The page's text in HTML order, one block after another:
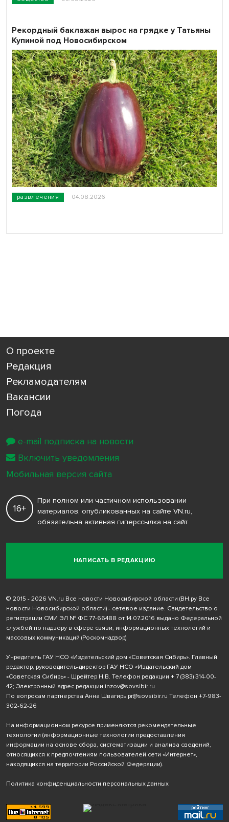
развлечения 04.08.2026
Рекордный баклажан вырос на грядке у Татьяны
Купиной под Новосибирском
О проекте
Редакция
Рекламодателям
Вакансии
Погода
НАПИСАТЬ В РЕДАКЦИЮ
16+
При полном или частичном использовании
материалов, опубликованных на сайте VN.ru,
обязательна активная гиперссылка на сайт
© 2015 - 2026 VN.ru Все новости Новосибирской области (ВН.ру Все
новости Новосибирской области) - сетевое издание. Свидетельство о
регистрации СМИ ЭЛ № ФС 77-66488 от 14.07.2016 выдано Федеральной
службой по надзору в сфере связи, информационных технологий и
массовых коммуникаций (Роскомнадзор)
Учредитель ГАУ НСО «Издательский дом «Советская Сибирь». Главный
редактор, руководитель-директор ГАУ НСО «Издательский дом
«Советская Сибирь» - Шрейтер Н.В. Телефон редакции + 7 (383) 314-00-
42; Электронный адрес редакции inzov@sovsibir.ru
По вопросам партнерства Анна Швагирь pr@sovsibir.ru Телефон +7-983-
302-62-26
На информационном ресурсе применяются рекомендательные
технологии (информационные технологии предоставления
информации на основе сбора, систематизации и анализа сведений,
относящихся к предпочтениям пользователей сети «Интернет»,
находящихся на территории Российской Федерации).
Политика конфиденциальности персональных данных
e-mail подписка на новости
Включить уведомления
Мобильная версия сайта